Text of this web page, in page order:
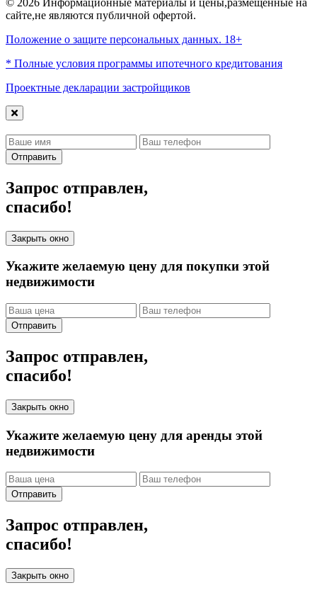
© 2026 Информационные материалы и цены,размещенные на
сайте,не являются публичной офертой.
Положение о защите персональных данных. 18+
* Полные условия программы ипотечного кредитования
Проектные декларации застройщиков
Отправить
Запрос отправлен,
спасибо!
Закрыть окно
Укажите желаемую цену для покупки этой
недвижимости
Отправить
Запрос отправлен,
спасибо!
Закрыть окно
Укажите желаемую цену для аренды этой
недвижимости
Отправить
Запрос отправлен,
спасибо!
Закрыть окно